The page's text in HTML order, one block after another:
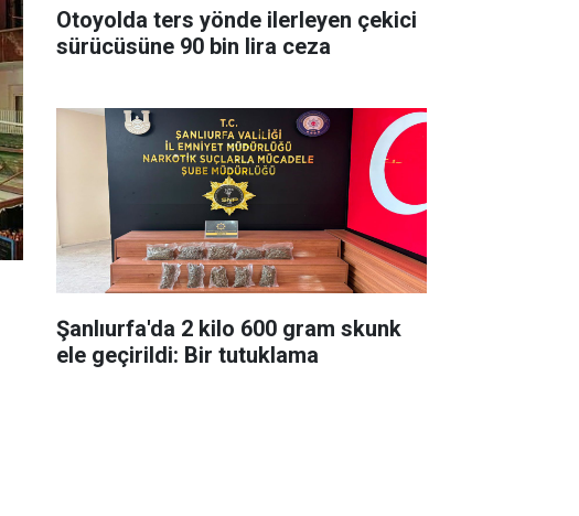
Otoyolda ters yönde ilerleyen çekici
sürücüsüne 90 bin lira ceza
Şanlıurfa'da 2 kilo 600 gram skunk
ele geçirildi: Bir tutuklama